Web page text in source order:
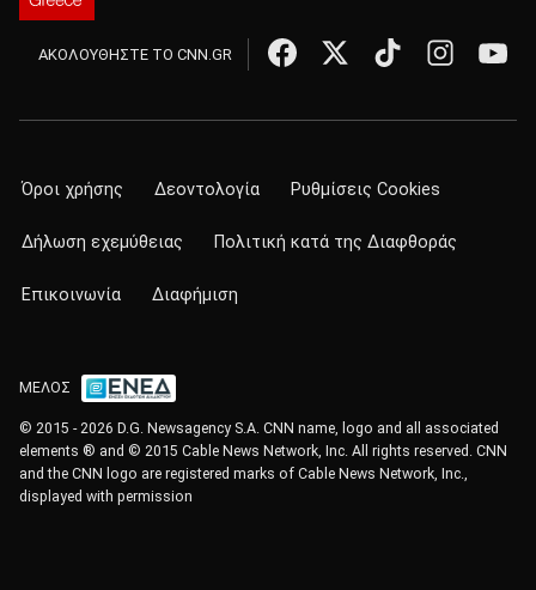
ΑΚΟΛΟΥΘΗΣΤΕ ΤΟ CNN.GR
Όροι χρήσης Δεοντολογία Ρυθμίσεις Cookies
Δήλωση εχεμύθειας Πολιτική κατά της Διαφθοράς
Επικοινωνία Διαφήμιση
ΜΕΛΟΣ
© 2015 - 2026 D.G. Newsagency S.A. CNN name, logo and all associated
elements ® and © 2015 Cable News Network, Inc. All rights reserved. CNN
and the CNN logo are registered marks of Cable News Network, Inc.,
displayed with permission